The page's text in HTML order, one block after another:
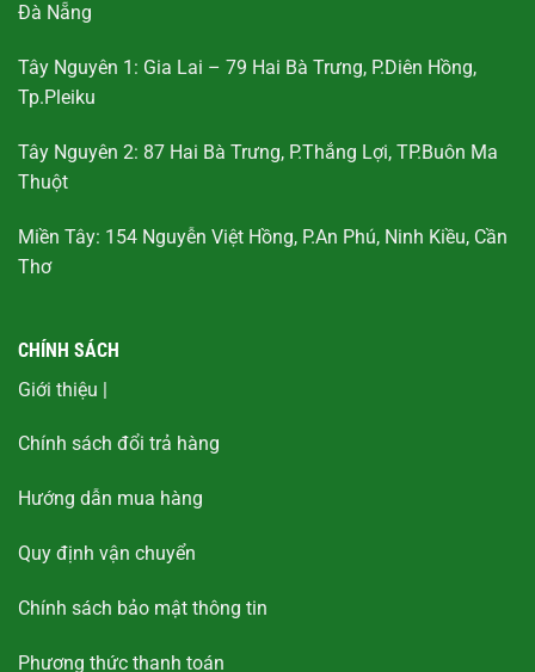
Đà Nẵng
Tây Nguyên 1: Gia Lai – 79 Hai Bà Trưng, P.Diên Hồng,
Tp.Pleiku
Tây Nguyên 2: 87 Hai Bà Trưng, P.Thắng Lợi, TP.Buôn Ma
Thuột
Miền Tây: 154 Nguyễn Việt Hồng, P.An Phú, Ninh Kiều, Cần
Thơ
CHÍNH SÁCH
Giới thiệu |
Chính sách đổi trả hàng
Hướng dẫn mua hàng
Quy định vận chuyển
Chính sách bảo mật thông tin
Phương thức thanh toán